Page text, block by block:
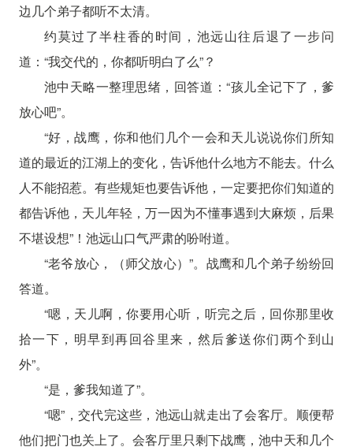
边几个弟子都听不太清。
约莫过了半柱香的时间，池远山往后退了一步问
道：“我交代的，你都听明白了么”？
池中天略一整理思绪，回答道：“孩儿全记下了，爹
放心吧”。
“好，战鹰，你和他们几个一会和天儿说说你们所知
道的最近的江湖上的变化，告诉他什么地方不能去。什么
人不能招惹。有些规矩也要告诉他，一定要把你们知道的
都告诉他，天儿年轻，万一因为不懂事遇到大麻烦，后果
不堪设想”！池远山口气严肃的吩咐道。
“老爷放心，（师父放心）”。战鹰和几个弟子纷纷回
答道。
“嗯，天儿啊，你要用心听，听完之后，回你那里收
拾一下，明早到再回谷里来，然后爹送你们两个到山
外”。
“是，爹我知道了”。
“嗯”，交代完这些，池远山就走出了会客厅。顺便帮
他们把门也关上了。会客厅里只剩下战鹰，池中天和几个